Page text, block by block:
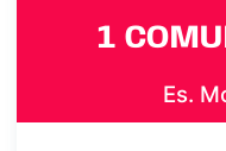
1
Es.